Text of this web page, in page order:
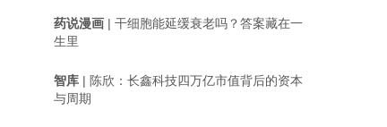
药说漫画 | 干细胞能延缓衰老吗？答案藏在一
生里
智库 | 陈欣：长鑫科技四万亿市值背后的资本
与周期